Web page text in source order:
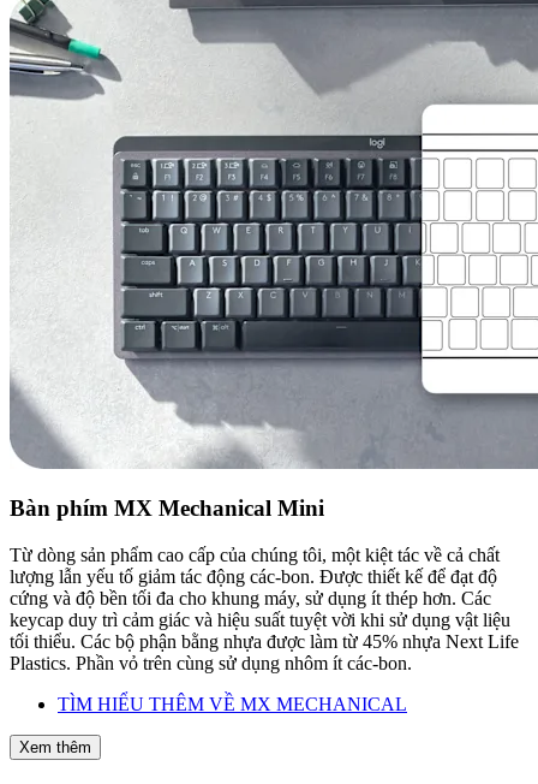
Bàn phím MX Mechanical Mini
Từ dòng sản phẩm cao cấp của chúng tôi, một kiệt tác về cả chất
lượng lẫn yếu tố giảm tác động các-bon. Được thiết kế để đạt độ
cứng và độ bền tối đa cho khung máy, sử dụng ít thép hơn. Các
keycap duy trì cảm giác và hiệu suất tuyệt vời khi sử dụng vật liệu
tối thiểu. Các bộ phận bằng nhựa được làm từ 45% nhựa Next Life
Plastics. Phần vỏ trên cùng sử dụng nhôm ít các-bon.
TÌM HIỂU THÊM VỀ MX MECHANICAL
Xem thêm